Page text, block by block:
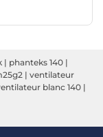
| phanteks 140 |
| ventilateur
blanc 140 |